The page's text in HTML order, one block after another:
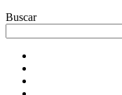
Buscar